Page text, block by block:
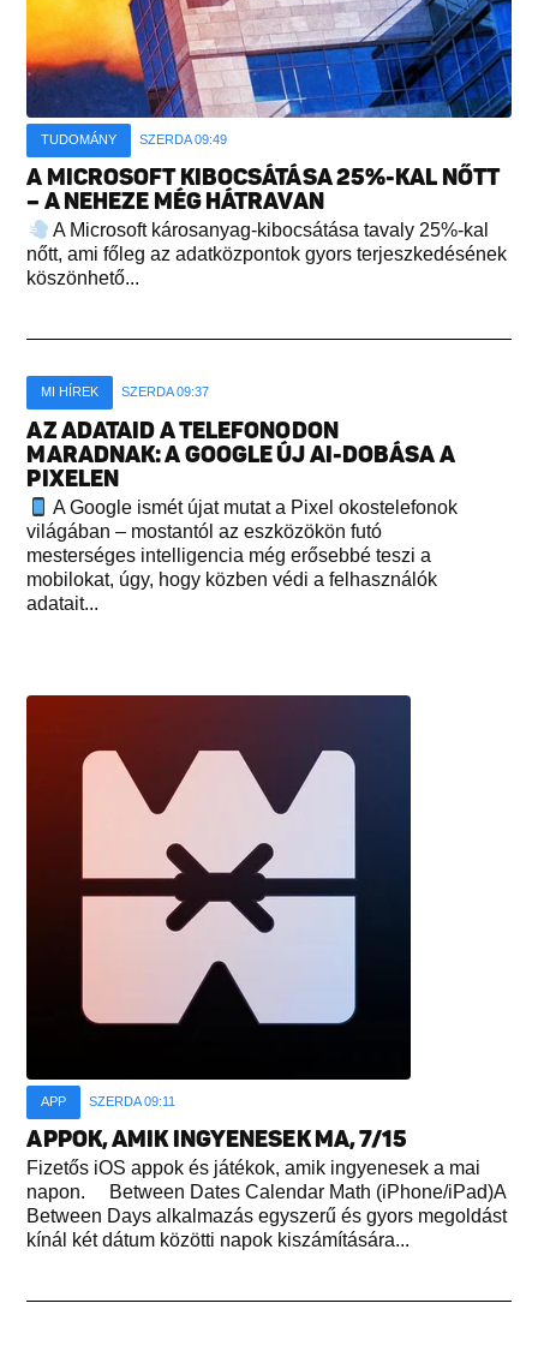
TUDOMÁNY SZERDA 09:49
A MICROSOFT KIBOCSÁTÁSA 25%-KAL NŐTT
– A NEHEZE MÉG HÁTRAVAN
A Microsoft károsanyag-kibocsátása tavaly 25%-kal
nőtt, ami főleg az adatközpontok gyors terjeszkedésének
köszönhető...
MI HÍREK SZERDA 09:37
AZ ADATAID A TELEFONODON
MARADNAK: A GOOGLE ÚJ AI-DOBÁSA A
PIXELEN
A Google ismét újat mutat a Pixel okostelefonok
világában – mostantól az eszközökön futó
mesterséges intelligencia még erősebbé teszi a
mobilokat, úgy, hogy közben védi a felhasználók
adatait...
APP SZERDA 09:11
APPOK, AMIK INGYENESEK MA, 7/15
Fizetős iOS appok és játékok, amik ingyenesek a mai
napon. Between Dates Calendar Math (iPhone/iPad)A
Between Days alkalmazás egyszerű és gyors megoldást
kínál két dátum közötti napok kiszámítására...